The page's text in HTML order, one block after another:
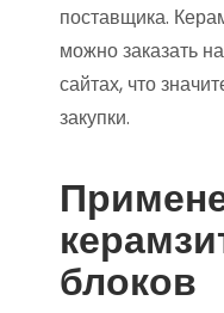
поставщика.
можно заказать
сайтах, что
закупки.
блоков